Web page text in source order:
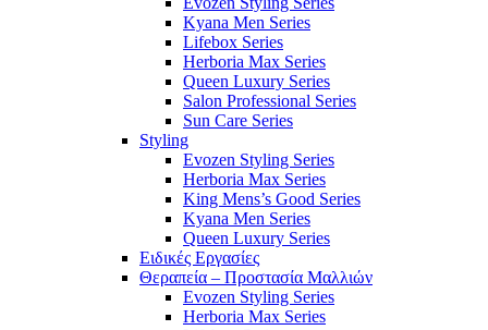
Kyana Men Series
Lifebox Series
Herboria Max Series
Queen Luxury Series
Salon Professional Series
Sun Care Series
Styling
Evozen Styling Series
Herboria Max Series
King Mens’s Good Series
Kyana Men Series
Queen Luxury Series
Ειδικές Εργασίες
Θεραπεία – Προστασία Μαλλιών
Evozen Styling Series
Herboria Max Series